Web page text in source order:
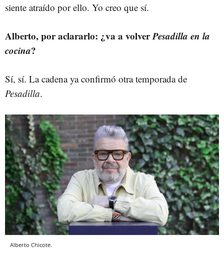
siente atraído por ello. Yo creo que sí.
Alberto, por aclararlo: ¿va a volverPesadilla en la
cocina?
Sí, sí. La cadena ya confirmó otra temporada de
Pesadilla.
Alberto Chicote.